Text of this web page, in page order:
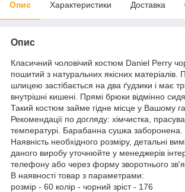
Опис Характеристики Доставка
Опис
Класичний чоловічий костюм Daniel Perry
пошитий з натуральних якісних матеріалів.
шлицею застібається на два ґудзики і має
внутрішні кишені. Прямі брюки відмінно
Такий костюм займе гідне місце у Вашому
Рекомендації по догляду: хімчистка,
температурі. Барабанна сушка заборонена.
Наявність необхідного розміру, детальні
даного виробу уточнюйте у менеджерів
телефону або через форму зворотнього
В наявності товар з параметрами:
розмір - 60 колір - чорний зріст - 176